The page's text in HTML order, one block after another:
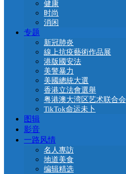
健康
时尚
消闲
专题
新冠肺炎
線上抗疫藝術作品展
港版國安法
美警暴力
美國總統大選
香港立法會選舉
粤港澳大湾区艺术联合会
TikTok命运未卜
图辑
影音
一路风情
名人專訪
地道美食
编辑精选